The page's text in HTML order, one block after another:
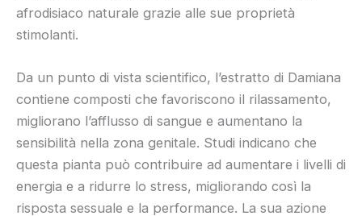
afrodisiaco naturale grazie alle sue proprietà
stimolanti.
Da un punto di vista scientifico, l’estratto di Damiana
contiene composti che favoriscono il rilassamento,
migliorano l’afflusso di sangue e aumentano la
sensibilità nella zona genitale. Studi indicano che
questa pianta può contribuire ad aumentare i livelli di
energia e a ridurre lo stress, migliorando così la
risposta sessuale e la performance. La sua azione